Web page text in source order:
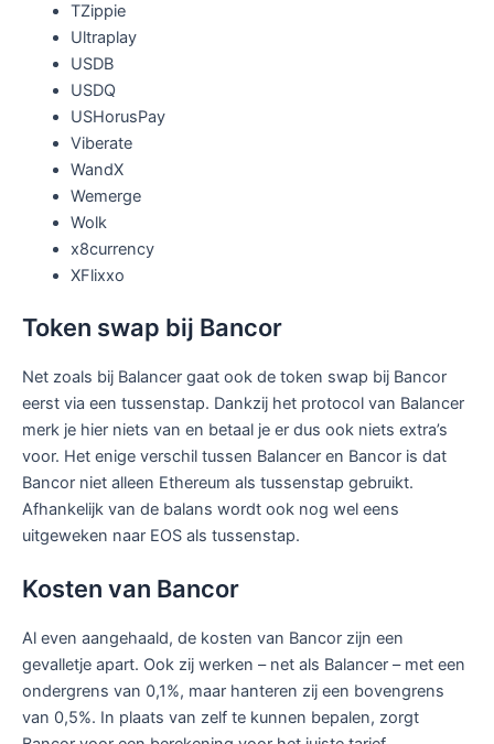
TZippie
Ultraplay
USDB
USDQ
USHorusPay
Viberate
WandX
Wemerge
Wolk
x8currency
XFlixxo
Token swap bij Bancor
Net zoals bij Balancer gaat ook de token swap bij Bancor
eerst via een tussenstap. Dankzij het protocol van Balancer
merk je hier niets van en betaal je er dus ook niets extra’s
voor. Het enige verschil tussen Balancer en Bancor is dat
Bancor niet alleen Ethereum als tussenstap gebruikt.
Afhankelijk van de balans wordt ook nog wel eens
uitgeweken naar EOS als tussenstap.
Kosten van Bancor
Al even aangehaald, de kosten van Bancor zijn een
gevalletje apart. Ook zij werken – net als Balancer – met een
ondergrens van 0,1%, maar hanteren zij een bovengrens
van 0,5%. In plaats van zelf te kunnen bepalen, zorgt